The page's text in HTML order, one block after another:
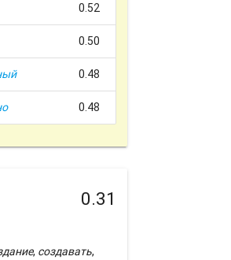
0.52
0.50
0.48
0.48
0.31
, создавать,